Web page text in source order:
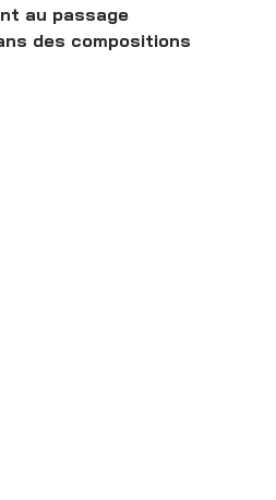
au passage
des compositions